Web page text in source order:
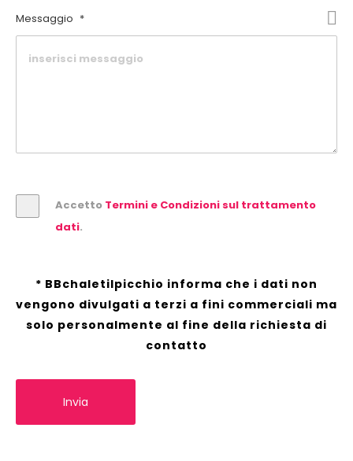
Messaggio *
Accetto Termini e Condizioni sul trattamento
dati.
* BBchaletilpicchio informa che i dati non
vengono divulgati a terzi a fini commerciali ma
solo personalmente al fine della richiesta di
contatto
Invia